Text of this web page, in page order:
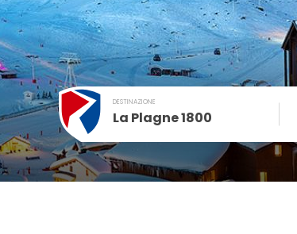
DESTINAZIONE
La Plagne 1800
December
MON TUE WED